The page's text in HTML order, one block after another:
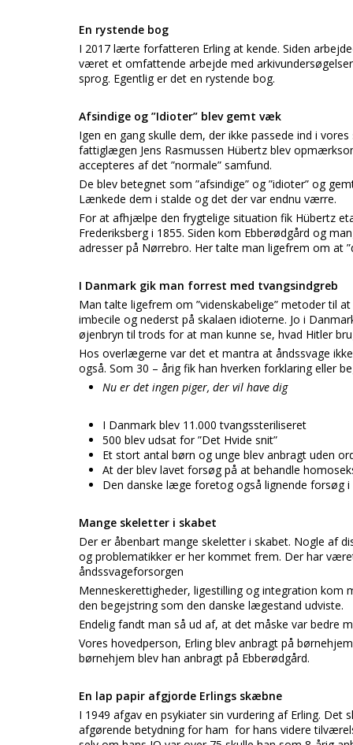
En rystende bog
I 2017 lærte forfatteren Erling at kende. Siden
været et omfattende arbejde med
sprog. Egentlig er det en rystende bog.
Afsindige og ”Idioter” blev gemt væk
Igen en gang skulle dem, der ikke passede ind i
fattiglægen Jens Rasmussen Hübertz blev
accepteres af det ”normale” samfund.
De blev betegnet som ”afsindige” og ”idioter” og
Lænkede dem i stalde og det der var endnu værre.
For at afhjælpe den frygtelige situation fik Hübertz
Frederiksberg i 1855. Siden kom Ebberødgård og
adresser på Nørrebro. Her talte man ligefrem om at
I Danmark gik man forrest med tvangsindgreb
Man talte ligefrem om ”videnskabelige” metoder til
imbecile og nederst på skalaen idioterne. Jo i
øjenbryn til trods for at man kunne se, hvad Hitler
Hos overlægerne var det et mantra at åndssvage
også. Som 30 – årig fik han hverken forklaring eller
Nu er det ingen piger, der vil have dig
I Danmark blev 11.000 tvangssteriliseret
500 blev udsat for ”Det Hvide snit”
Et stort antal børn og unge blev anbragt uden
At der blev lavet forsøg på at behandle
Den danske læge foretog også lignende forsøg i
Mange skeletter i skabet
Der er åbenbart mange skeletter i skabet. Nogle af
og problematikker er her kommet frem. Der har
åndssvageforsorgen
Menneskerettigheder, ligestilling og integration
den begejstring som den danske lægestand udviste.
Endelig fandt man så ud af, at det måske var bedre
Vores hovedperson, Erling blev anbragt på
børnehjem blev han anbragt på Ebberødgård.
En lap papir afgjorde Erlings skæbne
I 1949 afgav en psykiater sin vurdering af Erling.
afgørende betydning for ham for hans videre